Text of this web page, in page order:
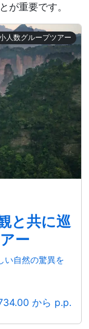
が重要です。
人数グループツアー
と共に巡
ー
い自然の驚異を
から p.p.